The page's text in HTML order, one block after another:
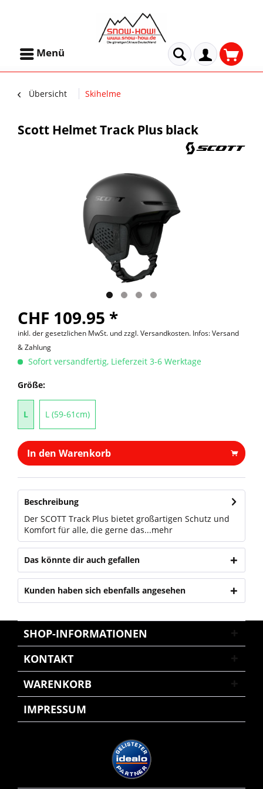
Menü
Übersicht Skihelme
Scott Helmet Track Plus black
CHF 109.95 *
inkl. der gesetzlichen MwSt. undzzgl. Versandkosten. Infos: Versand
& Zahlung
Sofort versandfertig, Lieferzeit 3-6 Werktage
Größe:
L L (59-61cm)
In den Warenkorb
Beschreibung
Der SCOTT Track Plus bietet großartigen Schutz und
Komfort für alle, die gerne das...mehr
Das könnte dir auch gefallen
Kunden haben sich ebenfalls angesehen
SHOP-INFORMATIONEN
KONTAKT
WARENKORB
IMPRESSUM